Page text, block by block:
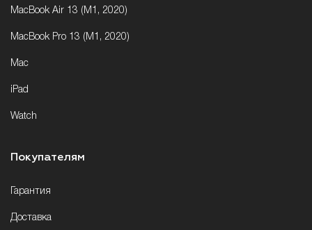
MacBook Air 13 (M1, 2020)
MacBook Pro 13 (M1, 2020)
Mac
iPad
Watch
Покупателям
Гарантия
Доставка